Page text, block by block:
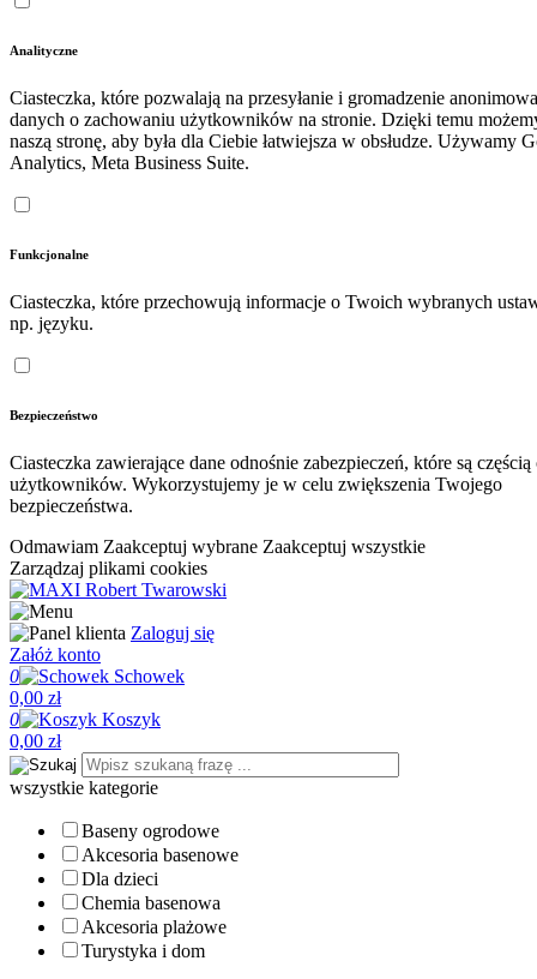
Analityczne
Ciasteczka, które pozwalają na przesyłanie i gromadzenie
danych o zachowaniu użytkowników na stronie. Dzięki temu
naszą stronę, aby była dla Ciebie łatwiejsza w obsłudze. Używamy
Analytics, Meta Business Suite.
Funkcjonalne
Ciasteczka, które przechowują informacje o Twoich wybranych
np. języku.
Bezpieczeństwo
Ciasteczka zawierające dane odnośnie zabezpieczeń, które są
użytkowników. Wykorzystujemy je w celu zwiększenia Twojego
bezpieczeństwa.
Odmawiam Zaakceptuj wybrane Zaakceptuj wszystkie
Zarządzaj plikami cookies
Zaloguj się
Załóż konto
0
Schowek
0,00 zł
0
Koszyk
0,00 zł
wszystkie kategorie
Baseny ogrodowe
Akcesoria basenowe
Dla dzieci
Chemia basenowa
Akcesoria plażowe
Turystyka i dom